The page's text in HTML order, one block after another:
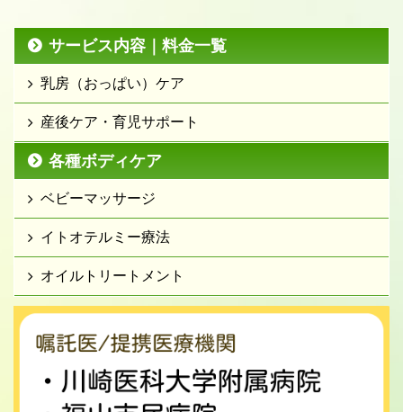
サービス内容｜料金一覧
乳房（おっぱい）ケア
産後ケア・育児サポート
各種ボディケア
ベビーマッサージ
イトオテルミー療法
オイルトリートメント